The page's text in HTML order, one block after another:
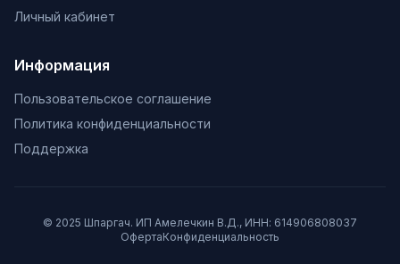
Личный кабинет
Информация
Пользовательское соглашение
Политика конфиденциальности
Поддержка
© 2025 Шпаргач. ИП Амелечкин В.Д., ИНН: 614906808037
ОфертаКонфиденциальность